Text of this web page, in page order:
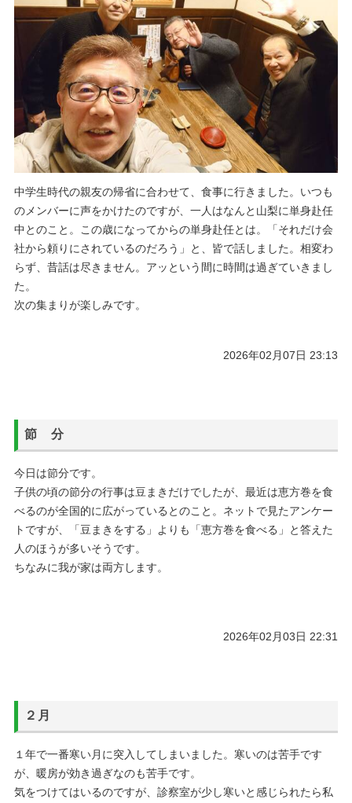
中学生時代の親友の帰省に合わせて、食事に行きました。いつも
のメンバーに声をかけたのですが、一人はなんと山梨に単身赴任
中とのこと。この歳になってからの単身赴任とは。「それだけ会
社から頼りにされているのだろう」と、皆で話しました。相変わ
らず、昔話は尽きません。アッという間に時間は過ぎていきまし
た。
次の集まりが楽しみです。
2026年02月07日 23:13
節 分
今日は節分です。
子供の頃の節分の行事は豆まきだけでしたが、最近は恵方巻を食
べるのが全国的に広がっているとのこと。ネットで見たアンケー
トですが、「豆まきをする」よりも「恵方巻を食べる」と答えた
人のほうが多いそうです。
ちなみに我が家は両方します。
2026年02月03日 22:31
２月
１年で一番寒い月に突入してしまいました。寒いのは苦手です
が、暖房が効き過ぎなのも苦手です。
気をつけてはいるのですが、診察室が少し寒いと感じられたら私